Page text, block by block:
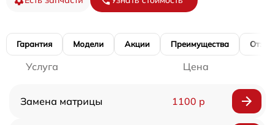
Гарантия Модели Акции Преимущества
Услуга Цена
Замена матрицы 1100 р